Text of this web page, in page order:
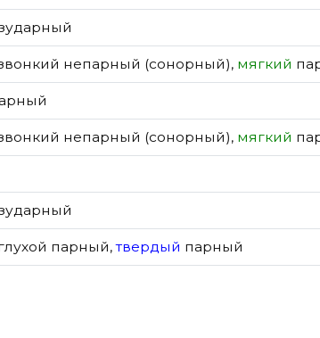
непарный (сонорный), мягкий
непарный (сонорный), мягкий
парный,твердый парный